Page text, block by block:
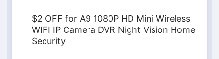
$2 OFF for A9 1080P HD Mini Wireless
WIFI IP Camera DVR Night Vision Home
Security